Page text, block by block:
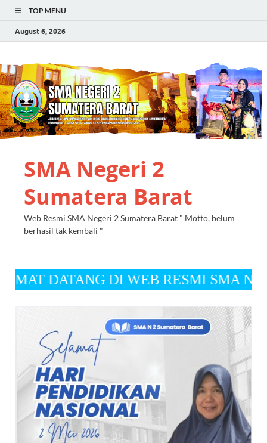
TOP MENU
August 6, 2026
SMA Negeri 2
Sumatera Barat
Web Resmi SMA Negeri 2 Sumatera Barat " Motto, belum
berhasil tak kembali "
DATANG DI WEB RESMI SMA NEGERI